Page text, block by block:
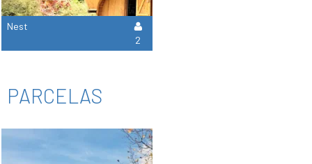
Nest
2
PARCELAS